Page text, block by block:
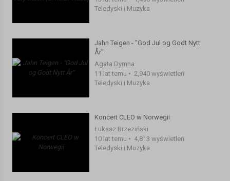
Teledyski i Muzyka
Jahn Teigen - "God Jul og Godt Nytt
År"
Agata Dymna
11 lat temu • 2,940 wyświetleń
Teledyski i Muzyka
Koncert CLEO w Norwegii
Łukasz Brzeziński
10 lat temu • 4,813 wyświetleń
Teledyski i Muzyka